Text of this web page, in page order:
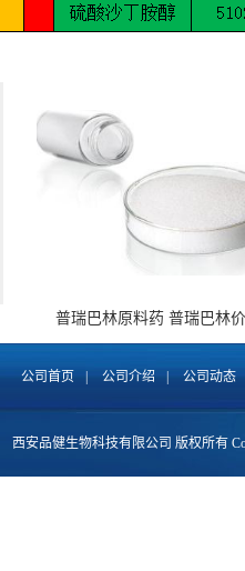
普瑞巴林原料药 普瑞巴林
148553-50-8 全国包邮
公司首页 公司介绍 公司动态
西安品健生物科技有限公司 版权所有